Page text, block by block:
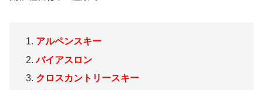
アルペンスキー
バイアスロン
クロスカントリースキー